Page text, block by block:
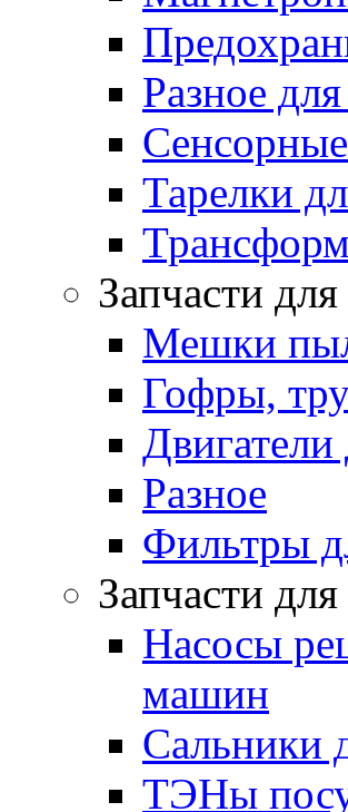
Разное
Тарелки
Запчасти
Мешки
Гофры,
Разное
Фильтры
Запчасти
Насосы
машин
Сальники
ТЭНы